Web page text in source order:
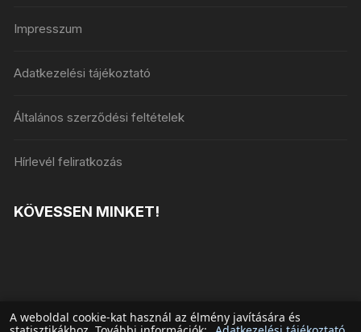
Impresszum
Adatkezelési tájékoztató
Általános szerződési feltételek
Hírlevél feliratkozás
KÖVESSEN MINKET!
A weboldal cookie-kat használ az élmény javítására és